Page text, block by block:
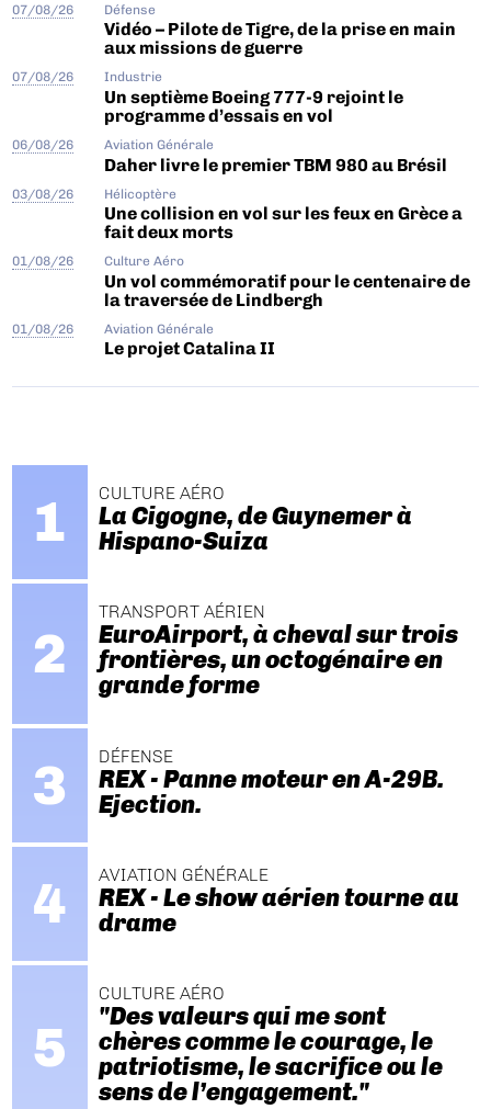
07/08/26 Défense
Vidéo – Pilote de Tigre, de la prise en main
aux missions de guerre
07/08/26 Industrie
Un septième Boeing 777-9 rejoint le
programme d’essais en vol
06/08/26 Aviation Générale
Daher livre le premier TBM 980 au Brésil
03/08/26 Hélicoptère
Une collision en vol sur les feux en Grèce a
fait deux morts
01/08/26 Culture Aéro
Un vol commémoratif pour le centenaire de
la traversée de Lindbergh
01/08/26 Aviation Générale
Le projet Catalina II
CULTURE AÉRO
La Cigogne, de Guynemer à
Hispano-Suiza
TRANSPORT AÉRIEN
EuroAirport, à cheval sur trois
frontières, un octogénaire en
grande forme
DÉFENSE
REX - Panne moteur en A-29B.
Ejection.
AVIATION GÉNÉRALE
REX - Le show aérien tourne au
drame
CULTURE AÉRO
"Des valeurs qui me sont
chères comme le courage, le
patriotisme, le sacrifice ou le
sens de l’engagement."